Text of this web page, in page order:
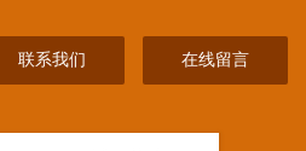
联系我们 在线留言